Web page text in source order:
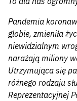
Pandemia
globie, zmieniła
niewidzialnym
narażają miliony
Utrzymująca się
różnego rodzaju
Reprezentacyjnej